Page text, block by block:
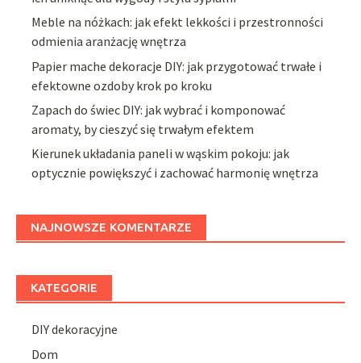
Meble na nóżkach: jak efekt lekkości i przestronności
odmienia aranżację wnętrza
Papier mache dekoracje DIY: jak przygotować trwałe i
efektowne ozdoby krok po kroku
Zapach do świec DIY: jak wybrać i komponować
aromaty, by cieszyć się trwałym efektem
Kierunek układania paneli w wąskim pokoju: jak
optycznie powiększyć i zachować harmonię wnętrza
NAJNOWSZE KOMENTARZE
KATEGORIE
DIY dekoracyjne
Dom